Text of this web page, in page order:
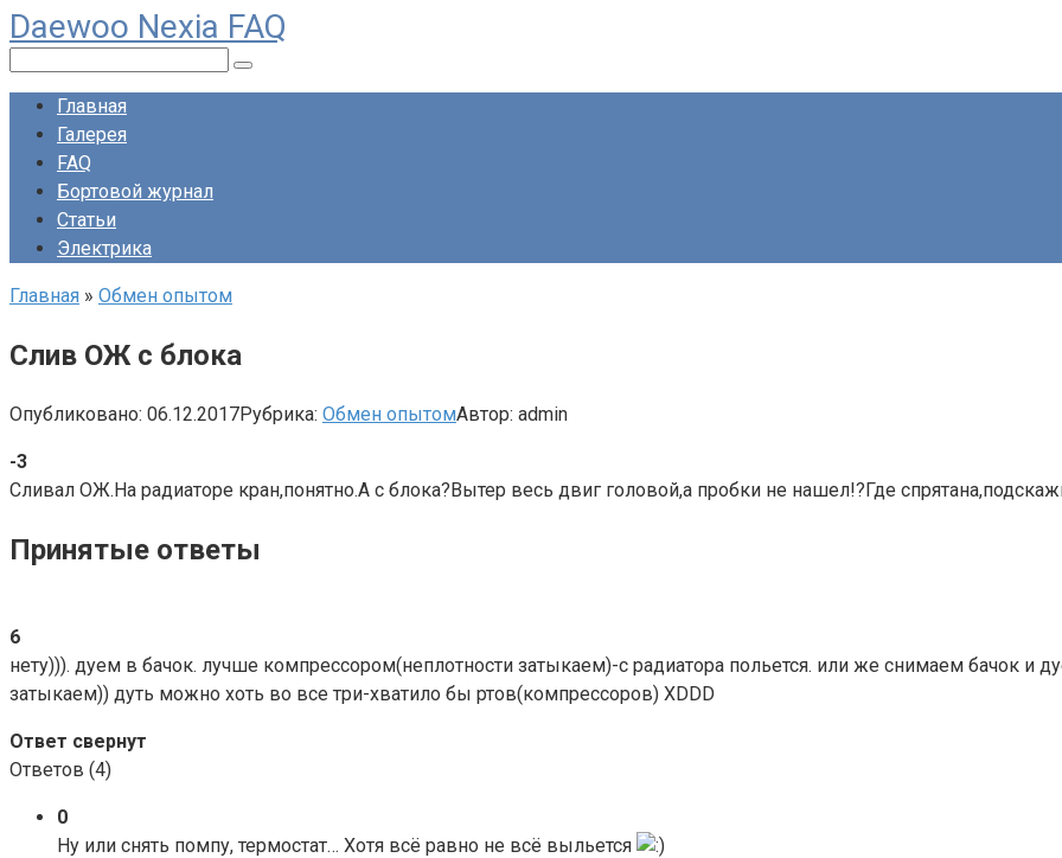
Перейти
к
контенту
Daewoo Nexia FAQ
Главная
Галерея
FAQ
Бортовой журнал
Статьи
Электрика
Главная » Обмен опытом
Слив ОЖ с блока
Опубликовано: 06.12.2017Рубрика: Обмен опытомАвтор: admin
-3
Сливал ОЖ.На радиаторе кран,понятно.А с блока?Вытер весь двиг головой,а пробки не нашел!?Где
Принятые ответы
6
нету))). дуем в бачок. лучше компрессором(неплотности затыкаем)-с радиатора польется. или же снимаем бачок и
затыкаем)) дуть можно хоть во все три-хватило бы ртов(компрессоров) XDDD
Ответ свернут
Ответов (4)
0
Ну или снять помпу, термостат… Хотя всё равно не всё выльется